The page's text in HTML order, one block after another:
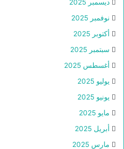
ديسمبر 2025
نوفمبر 2025
أكتوبر 2025
سبتمبر 2025
أغسطس 2025
يوليو 2025
يونيو 2025
مايو 2025
أبريل 2025
مارس 2025